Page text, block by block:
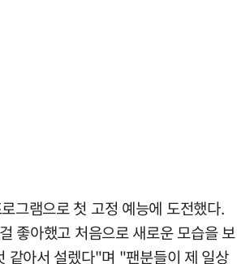
그램으로 첫 고정 예능에 도전했다.
좋아했고 처음으로 새로운 모습을 보
같아서 설렜다"며 "팬분들이 제 일상